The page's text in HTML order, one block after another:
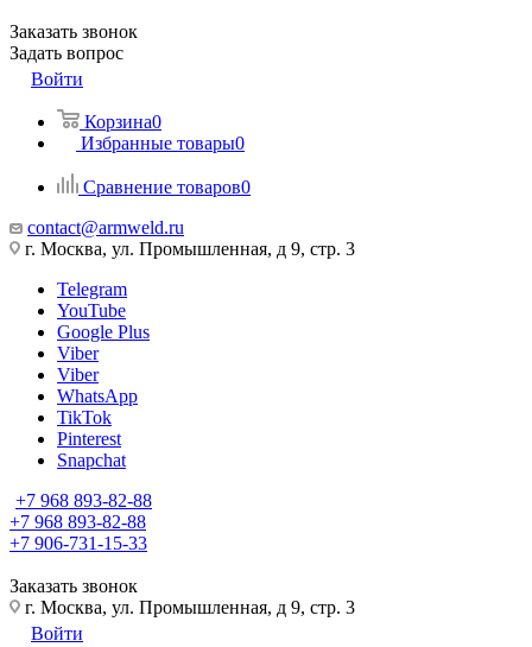
Заказать звонок
Задать вопрос
Войти
Корзина0
Избранные товары0
Сравнение товаров0
contact@armweld.ru
г. Москва, ул. Промышленная, д 9, стр. 3
Telegram
YouTube
Google Plus
Viber
Viber
WhatsApp
TikTok
Pinterest
Snapchat
+7 968 893-82-88
+7 968 893-82-88
+7 906-731-15-33
Заказать звонок
г. Москва, ул. Промышленная, д 9, стр. 3
Войти